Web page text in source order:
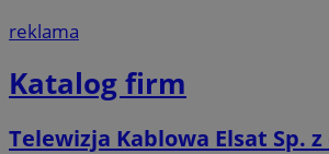
reklama
Katalog firm
Telewizja Kablowa Elsat Sp. z